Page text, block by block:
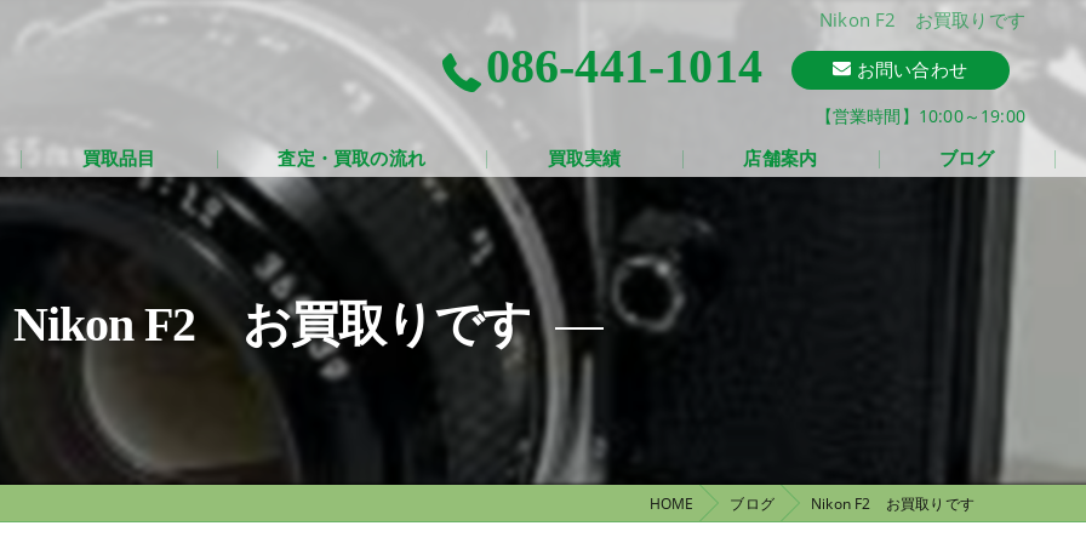
Nikon F2 お買取りです
086-441-1014 お問い合わせ
【営業時間】10:00～19:00
買取品目 査定・買取の流れ 買取実績 店舗案内 ブログ
Nikon F2 お買取りです
HOME ブログ Nikon F2 お買取りです